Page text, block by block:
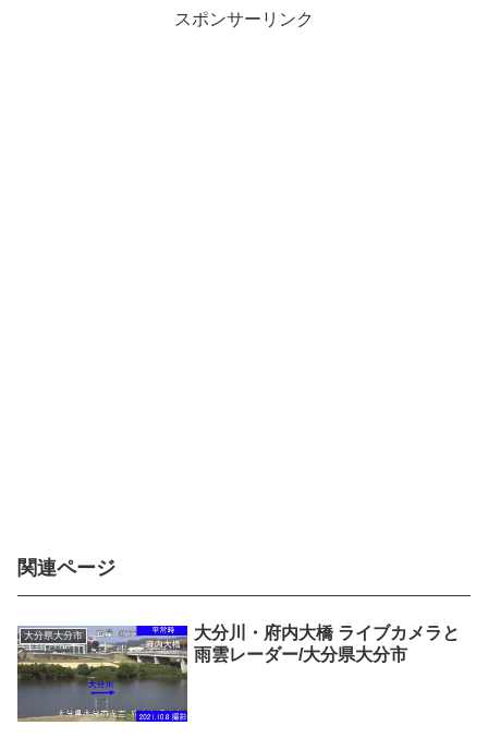
スポンサーリンク
関連ページ
大分県大分市
大分川・府内大橋 ライブカメラと
雨雲レーダー/大分県大分市